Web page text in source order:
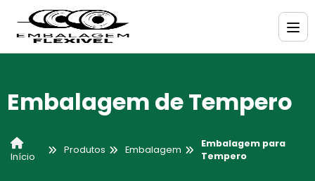
Embalagem de Tempero
Início
Produtos Embalagem
Embalagem para
Tempero